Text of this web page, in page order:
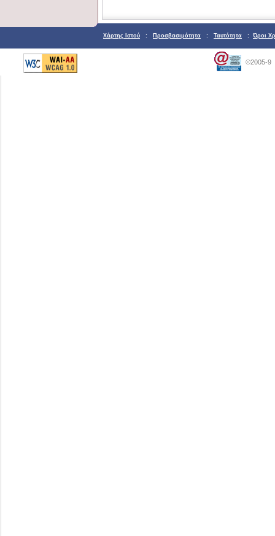
Χάρτης Ιστού : Προσβασιμότητα : Ταυτότητα : Όροι
©2005-9